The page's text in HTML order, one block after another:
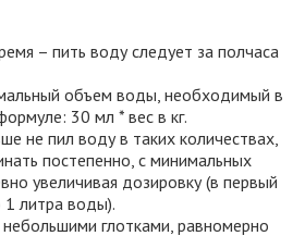
– пить воду следует за полчаса
объем воды, необходимый в
30 мл * вес в кг.
не пил воду в таких количествах,
постепенно, с минимальных
увеличивая дозировку (в первый
литра воды).
глотками, равномерно